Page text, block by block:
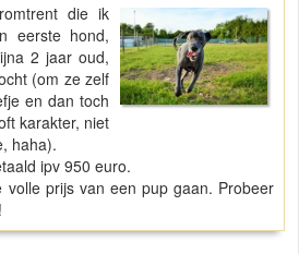
die ik
eerste hond,
2 jaar oud,
(om ze zelf
en dan toch
karakter, niet
haha).
ipv 950 euro.
prijs van een pup gaan. Probeer